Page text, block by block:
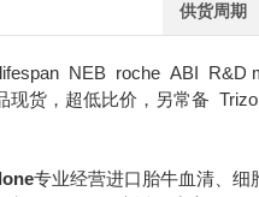
供货周期
NEB roche ABI R&D
现货，超低比价，另常备
专业经营进口胎牛血清、细